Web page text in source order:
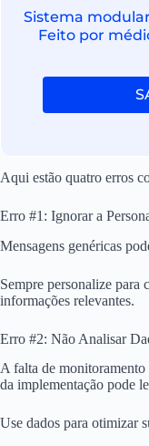
Sistema
Feito por
Aqui estão quatro erros
Erro #1: Ignorar a
Mensagens genéricas
Sempre personalize para
informações relevantes.
Erro #2: Não Analisar
A falta de monitoramento
da implementação pode
Use dados para otimizar